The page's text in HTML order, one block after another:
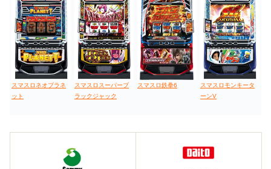
スマスロネオプラネ
ット
スマスロスーパーブ
ラックジャック
スマスロ鉄拳6
スマスロモンキータ
ーンV